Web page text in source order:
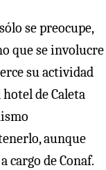
se preocupe,
que se involucre
su actividad
de Caleta
aunque
cargo de Conaf.